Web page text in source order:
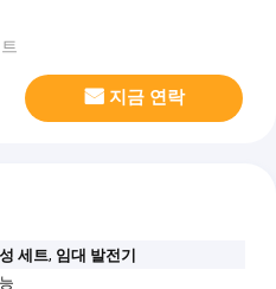
지금 연락
세트, 임대 발전기